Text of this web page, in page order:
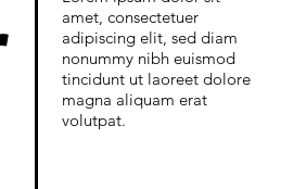
amet, consectetuer
adipiscing elit, sed diam
nonummy nibh euismod
tincidunt ut laoreet dolore
magna aliquam erat
volutpat.